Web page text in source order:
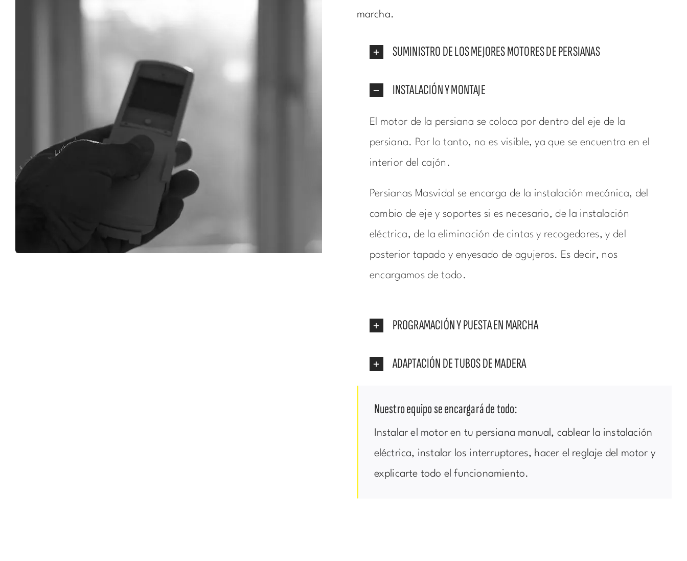
marcha.
SUMINISTRO DE LOS MEJORES MOTORES DE PERSIANAS
INSTALACIÓN Y MONTAJE
El motor de la persiana se coloca por dentro del eje de la
persiana. Por lo tanto, no es visible, ya que se encuentra en el
interior del cajón.
Persianas Masvidal se encarga de la instalación mecánica, del
cambio de eje y soportes si es necesario, de la instalación
eléctrica, de la eliminación de cintas y recogedores, y del
posterior tapado y enyesado de agujeros. Es decir, nos
encargamos de todo.
PROGRAMACIÓN Y PUESTA EN MARCHA
ADAPTACIÓN DE TUBOS DE MADERA
Nuestro equipo se encargará de todo:
Instalar el motor en tu persiana manual, cablear la instalación
eléctrica, instalar los interruptores, hacer el reglaje del motor y
explicarte todo el funcionamiento.